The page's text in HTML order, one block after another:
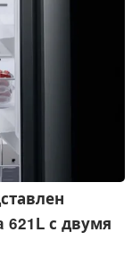
с двумя